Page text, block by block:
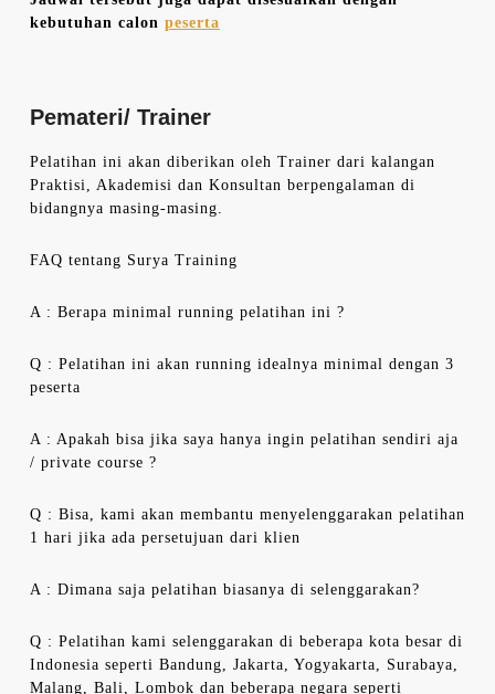
kebutuhan calon peserta
Pemateri/ Trainer
Pelatihan ini akan diberikan oleh Trainer dari kalangan
Praktisi, Akademisi dan Konsultan berpengalaman di
bidangnya masing-masing.
FAQ tentang Surya Training
A : Berapa minimal running pelatihan ini ?
Q : Pelatihan ini akan running idealnya minimal dengan 3
peserta
A : Apakah bisa jika saya hanya ingin pelatihan sendiri aja
/ private course ?
Q : Bisa, kami akan membantu menyelenggarakan pelatihan
1 hari jika ada persetujuan dari klien
A : Dimana saja pelatihan biasanya di selenggarakan?
Q : Pelatihan kami selenggarakan di beberapa kota besar di
Indonesia seperti Bandung, Jakarta, Yogyakarta, Surabaya,
Malang, Bali, Lombok dan beberapa negara seperti